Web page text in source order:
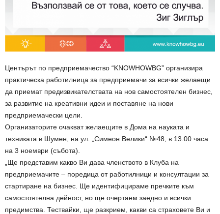
Центърът по предприемачество “KNOWHOWBG” организира
практическа работилница за предприемачи за всички желаещи
да приемат предизвикателствата на нов самостоятелен бизнес,
за развитие на креативни идеи и поставяне на нови
предприемачески цели.
Организаторите очакват желаещите в Дома на науката и
техниката в Шумен, на ул. „Симеон Велики“ №48, в 13.00 часа
на 3 ноември (събота).
„Ще представим какво Ви дава членството в Клуба на
предприемачите – поредица от работилници и консултации за
стартиране на бизнес. Ще идентифицираме пречките към
самостоятелна дейност, но ще очертаем заедно и всички
предимства. Тествайки, ще разкрием, какви са страховете Ви и